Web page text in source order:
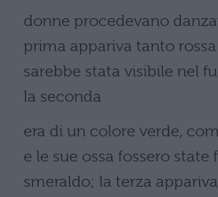
donne procedevano
prima appariva tanto
sarebbe stata visibile nel
la seconda
era di un colore verde,
e le sue ossa fossero state
smeraldo; la terza